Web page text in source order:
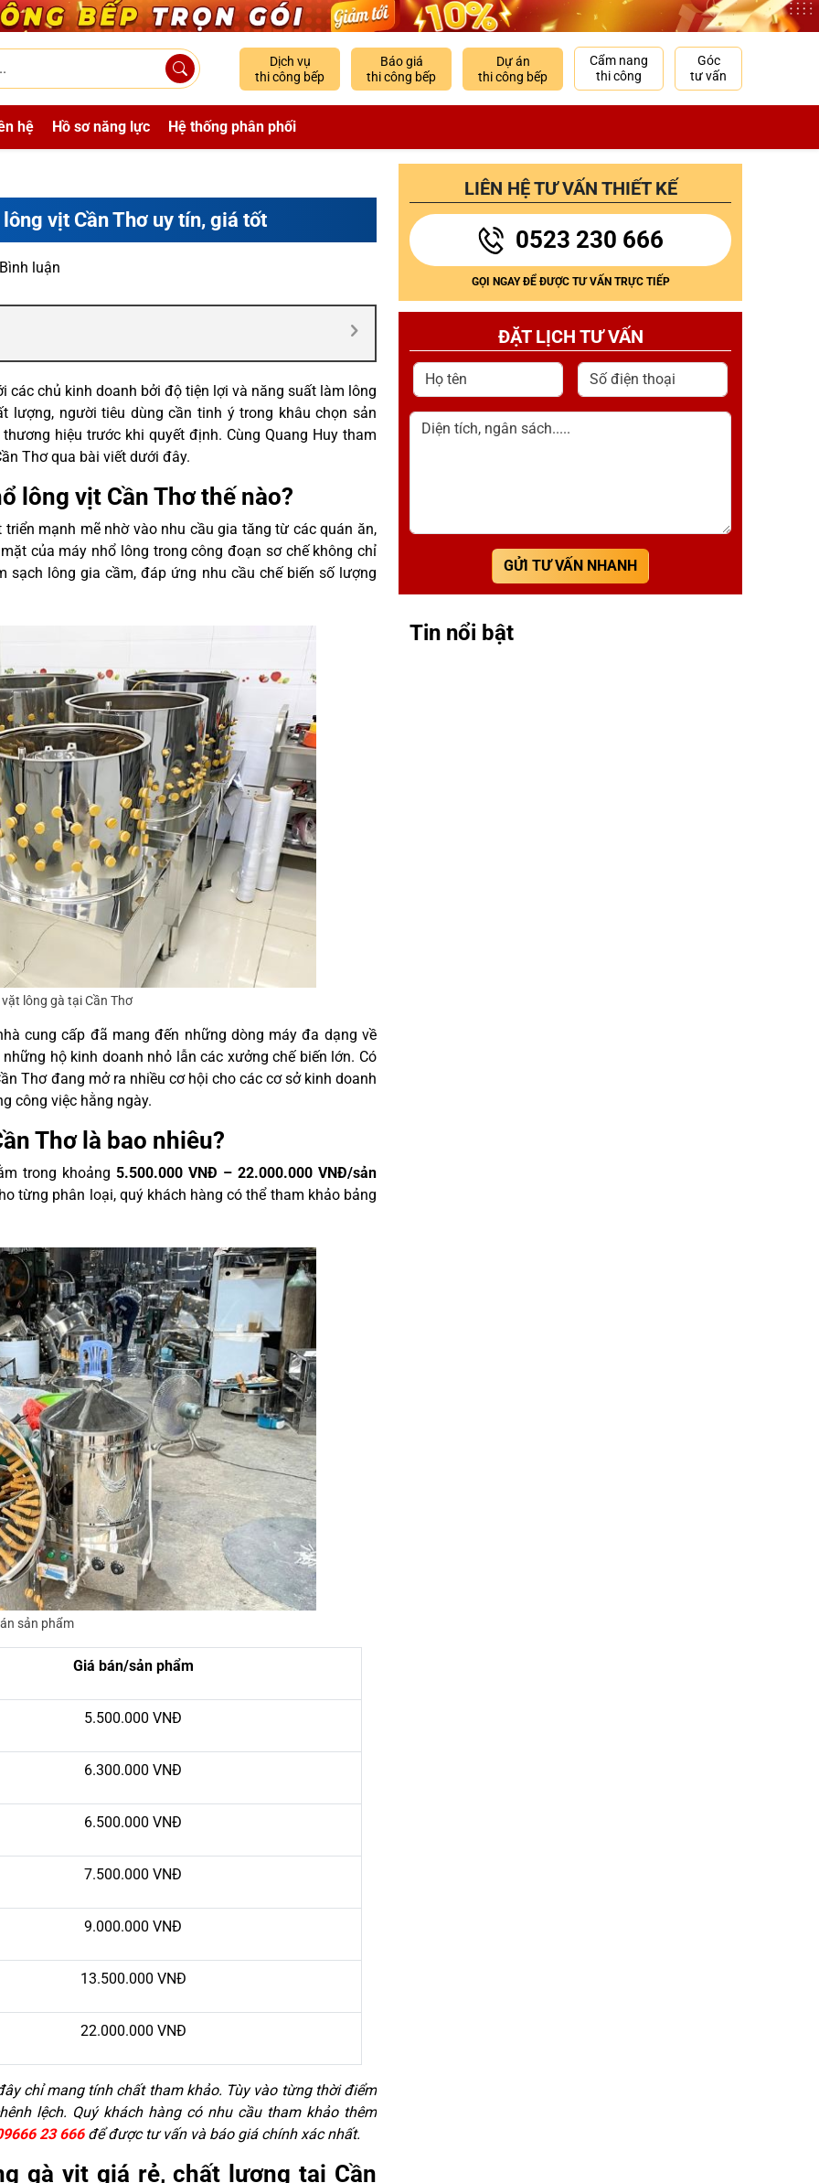
Dịch vụ
thi công bếp
Báo giá
thi công bếp
Dự án
thi công bếp
Cẩm nang
thi công
Góc
tư vấn
hệ Hồ sơ năng lực Hệ thống phân phối
vịt Cần Thơ uy tín, giá tốt
luận
các chủ kinh doanh bởi độ tiện lợi và năng suất làm lông
lượng, người tiêu dùng cần tinh ý trong khâu chọn sản
hiệu trước khi quyết định. Cùng Quang Huy tham
Thơ qua bài viết dưới đây.
lông vịt Cần Thơ thế nào?
mạnh mẽ nhờ vào nhu cầu gia tăng từ các quán ăn,
của máy nhổ lông trong công đoạn sơ chế không chỉ
lông gia cầm, đáp ứng nhu cầu chế biến số lượng
lông gà tại Cần Thơ
cung cấp đã mang đến những dòng máy đa dạng về
hộ kinh doanh nhỏ lẫn các xưởng chế biến lớn. Có
Thơ đang mở ra nhiều cơ hội cho các cơ sở kinh doanh
công việc hằng ngày.
Thơ là bao nhiêu?
trong khoảng 5.500.000 VNĐ – 22.000.000 VNĐ/sản
từng phân loại, quý khách hàng có thể tham khảo bảng
sản phẩm
Giá bán/sản phẩm
5.500.000 VNĐ
6.300.000 VNĐ
6.500.000 VNĐ
7.500.000 VNĐ
9.000.000 VNĐ
13.500.000 VNĐ
22.000.000 VNĐ
chỉ mang tính chất tham khảo. Tùy vào từng thời điểm
lệch. Quý khách hàng có nhu cầu tham khảo thêm
23 666để được tư vấn và báo giá chính xác nhất.
gà vịt giá rẻ, chất lượng tại Cần
LIÊN HỆ TƯ VẤN THIẾT KẾ
0523 230 666
GỌI NGAY ĐỂ ĐƯỢC TƯ VẤN TRỰC TIẾP
ĐẶT LỊCH TƯ VẤN
Họ tên Số điện thoại
Diện tích, ngân sách.....
GỬI TƯ VẤN NHANH
Tin nổi bật